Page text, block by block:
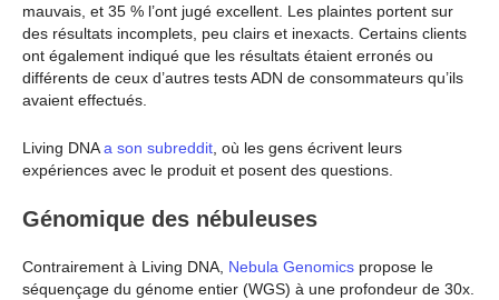
mauvais, et 35 % l’ont jugé excellent. Les plaintes portent sur
des résultats incomplets, peu clairs et inexacts. Certains clients
ont également indiqué que les résultats étaient erronés ou
différents de ceux d’autres tests ADN de consommateurs qu’ils
avaient effectués.
Living DNAa son subreddit , où les gens écrivent leurs
expériences avec le produit et posent des questions.
Génomique des nébuleuses
Contrairement à Living DNA, Nebula Genomics propose le
séquençage du génome entier (WGS) à une profondeur de 30x.